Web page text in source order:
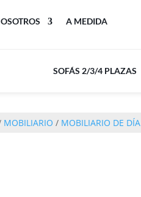
A MEDIDA
SOFÁS 2/3/4 PLAZAS
MOBILIARIO / MOBILIARIO DE DÍA